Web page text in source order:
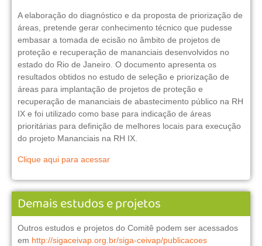
A elaboração do diagnóstico e da proposta de priorização de
áreas, pretende gerar conhecimento técnico que pudesse
embasar a tomada de ecisão no âmbito de projetos de
proteção e recuperação de mananciais desenvolvidos no
estado do Rio de Janeiro. O documento apresenta os
resultados obtidos no estudo de seleção e priorização de
áreas para implantação de projetos de proteção e
recuperação de mananciais de abastecimento público na RH
IX e foi utilizado como base para indicação de áreas
prioritárias para definição de melhores locais para execução
do projeto Mananciais na RH IX.
Clique aqui para acessar
Demais estudos e projetos
Outros estudos e projetos do Comitê podem ser acessados
em http://sigaceivap.org.br/siga-ceivap/publicacoes